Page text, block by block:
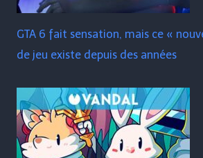
GTA 6 fait sensation, mais ce «
de jeu existe depuis des années